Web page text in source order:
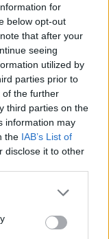
for
below opt-out
that after your
seeing
utilized by
parties prior to
of the further
third parties on the
information may
the IAB’s List of
disclose it to other
or more Google
You may click to
party tags to
comprend des
par
cas par voie
et des anti-
(par exemple,
et le lavage
traitement.
par la
dont l'un